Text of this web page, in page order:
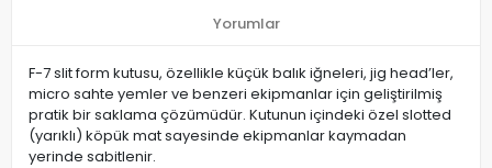
Yorumlar
F-7 slit form kutusu, özellikle küçük balık iğneleri, jig head’ler,
micro sahte yemler ve benzeri ekipmanlar için geliştirilmiş
pratik bir saklama çözümüdür. Kutunun içindeki özel slotted
(yarıklı) köpük mat sayesinde ekipmanlar kaymadan
yerinde sabitlenir.